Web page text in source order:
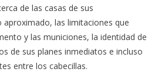
de las casas de sus
las limitaciones que
y las municiones, la identidad de
de sus planes inmediatos e incluso
entre los cabecillas.